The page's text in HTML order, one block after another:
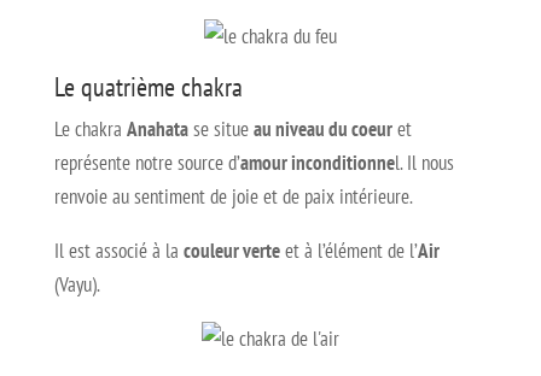
Le quatrième chakra
Le chakra Anahatase situeau niveau du coeuret
représente notre source d’amour inconditionnel. Il nous
renvoie au sentiment de joie et de paix intérieure.
Il est associé à la couleur verteet à l’élément de l’Air
(Vayu).